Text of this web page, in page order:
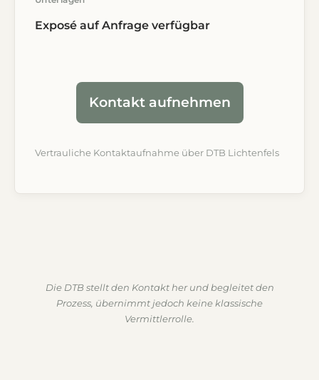
Exposé auf Anfrage verfügbar
Kontakt aufnehmen
Vertrauliche Kontaktaufnahme über DTB Lichtenfels
Die DTB stellt den Kontakt her und begleitet den
Prozess, übernimmt jedoch keine klassische
Vermittlerrolle.